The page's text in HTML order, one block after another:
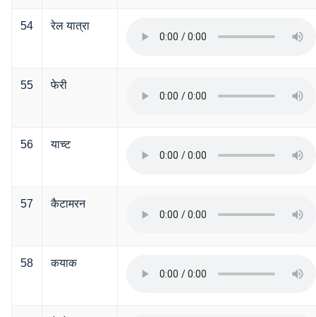
54 रेल यात्रा
55 फेरी
56 याच्ट
57 कैटामरन
58 कयाक